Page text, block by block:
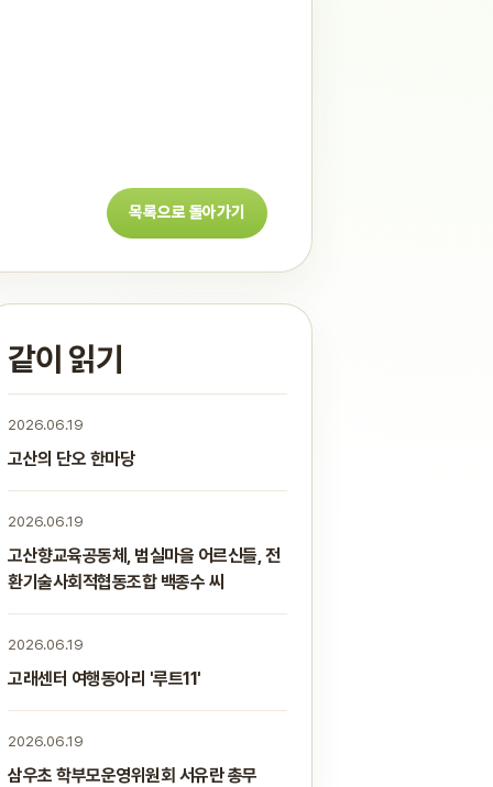
목록으로 돌아가기
같이 읽기
2026.06.19
고산의 단오 한마당
2026.06.19
고산향교육공동체, 범실마을 어르신들, 전
환기술사회적협동조합 백종수 씨
2026.06.19
고래센터 여행동아리 '루트11'
2026.06.19
삼우초 학부모운영위원회 서유란 총무